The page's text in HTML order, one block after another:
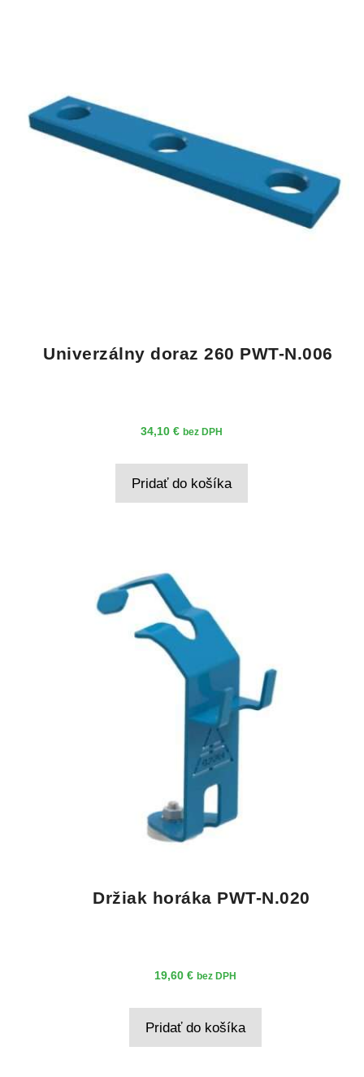
Univerzálny doraz 260 PWT-N.006
34,10€ bez DPH
Pridať do košíka
Držiak horáka PWT-N.020
19,60 € bez DPH
Pridať do košíka